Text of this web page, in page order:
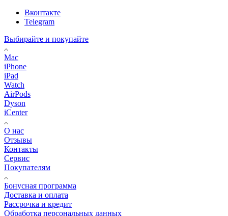
Вконтакте
Telegram
Выбирайте и покупайте
Mac
iPhone
iPad
Watch
AirPods
Dyson
iCenter
О нас
Отзывы
Контакты
Сервис
Покупателям
Бонусная программа
Доставка и оплата
Рассрочка и кредит
Обработка персональных данных